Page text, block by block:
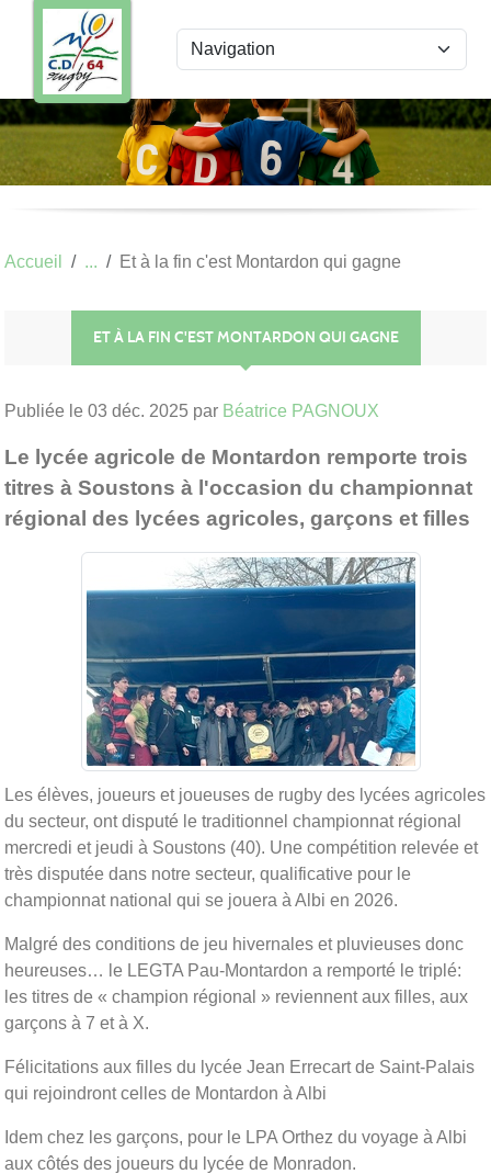
Accueil Et à la fin c'est Montardon qui gagne
ET À LA FIN C'EST MONTARDON QUI GAGNE
Publiée le 03 déc. 2025 par Béatrice PAGNOUX
Le lycée agricole de Montardon remporte trois
titres à Soustons à l'occasion du championnat
régional des lycées agricoles, garçons et filles
Les élèves, joueurs et joueuses de rugby des lycées agricoles
du secteur, ont disputé le traditionnel championnat régional
mercredi et jeudi à Soustons (40). Une compétition relevée et
très disputée dans notre secteur, qualificative pour le
championnat national qui se jouera à Albi en 2026.
Malgré des conditions de jeu hivernales et pluvieuses donc
heureuses… le LEGTA Pau-Montardon a remporté le triplé:
les titres de « champion régional » reviennent aux filles, aux
garçons à 7 et à X.
Félicitations aux filles du lycée Jean Errecart de Saint-Palais
qui rejoindront celles de Montardon à Albi
Idem chez les garçons, pour le LPA Orthez du voyage à Albi
aux côtés des joueurs du lycée de Monradon.
Panneau de gestion des cookies